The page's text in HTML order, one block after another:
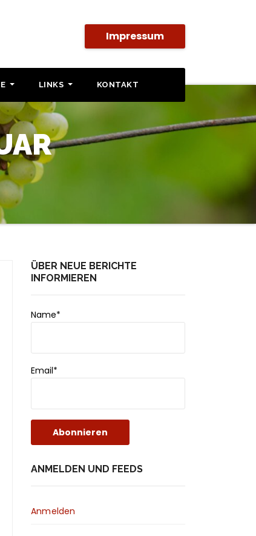
Impressum
LINKS KONTAKT
ÜBER NEUE BERICHTE
INFORMIEREN
Name*
Email*
ANMELDEN UND FEEDS
Anmelden